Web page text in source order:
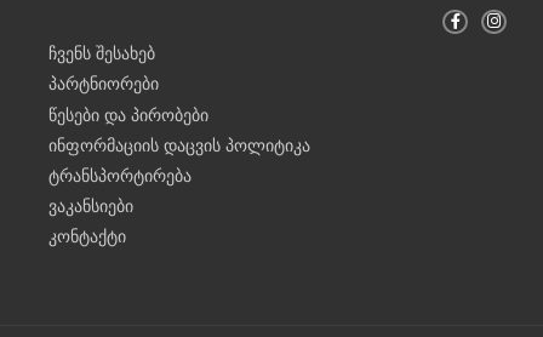
F
a
I
n
ჩვენს შესახებ
პარტნიორები
წესები და პირობები
ინფორმაციის დაცვის პოლიტიკა
ტრანსპორტირება
ვაკანსიები
კონტაქტი